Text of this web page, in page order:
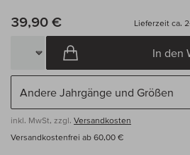
39,90 € Lieferzeit ca.
In den
inkl. MwSt, zzgl. Versandkosten
Versandkostenfrei ab 60,00 €